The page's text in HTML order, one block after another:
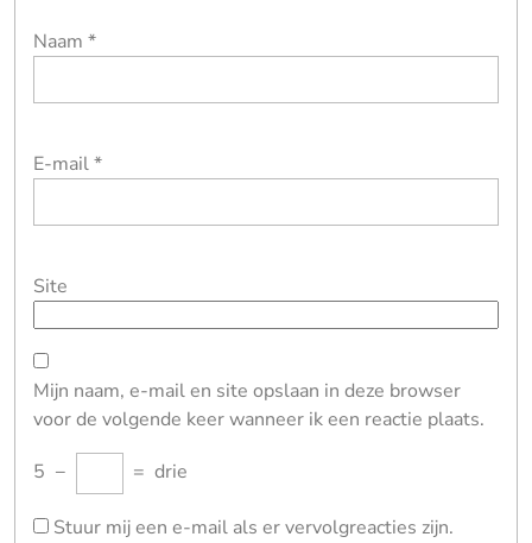
Naam *
E-mail*
Site
Mijn naam, e-mail en site opslaan in deze browser
voor de volgende keer wanneer ik een reactie plaats.
5 − = drie
Stuur mij een e-mail als er vervolgreacties zijn.